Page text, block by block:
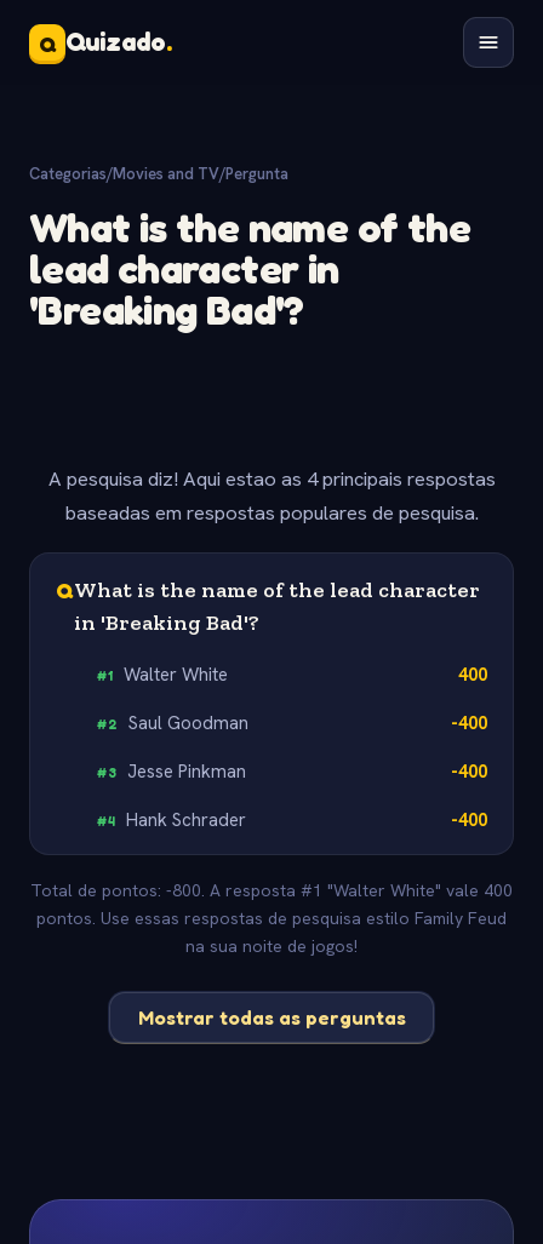
Q Quizado.
Categorias/Movies and TV/Pergunta
What is the name of the
lead character in
'Breaking Bad'?
A pesquisa diz! Aqui estao as 4 principais respostas
baseadas em respostas populares de pesquisa.
QWhat is the name of the lead character
in 'Breaking Bad'?
#1 Walter White 400
#2 Saul Goodman -400
#3 Jesse Pinkman -400
#4 Hank Schrader -400
Total de pontos: -800. A resposta #1 "Walter White" vale 400
pontos. Use essas respostas de pesquisa estilo Family Feud
na sua noite de jogos!
Mostrar todas as perguntas